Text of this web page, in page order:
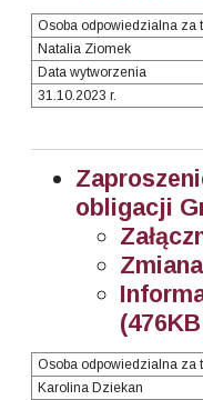
Osoba odpowiedzialna za
Natalia Ziomek
Data wytworzenia
31.10.2023 r.
obligacji
Z
Osoba odpowiedzialna za
Karolina Dziekan